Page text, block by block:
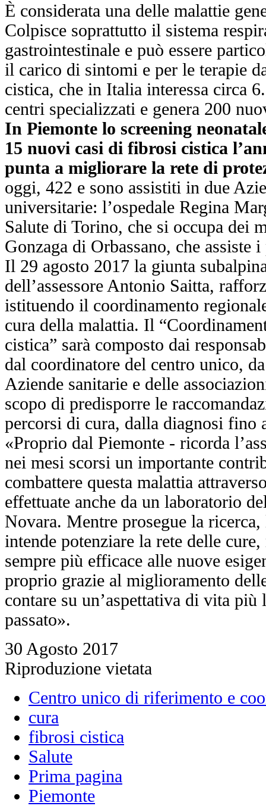
È considerata una delle malattie
Colpisce soprattutto il sistema
gastrointestinale e può essere
il carico di sintomi e per le terapie
cistica, che in Italia interessa circa
centri specializzati e genera 200
In Piemonte lo screening
15 nuovi casi di fibrosi cistica
punta a migliorare la rete di
oggi, 422 e sono assistiti in due
universitarie: l’ospedale Regina
Salute di Torino, che si occupa dei
Gonzaga di Orbassano, che assiste
Il 29 agosto 2017 la giunta
dell’assessore Antonio Saitta,
istituendo il coordinamento
cura della malattia. Il
cistica” sarà composto dai
dal coordinatore del centro unico,
Aziende sanitarie e delle
scopo di predisporre le
percorsi di cura, dalla diagnosi fino
«Proprio dal Piemonte - ricorda
nei mesi scorsi un importante
combattere questa malattia
effettuate anche da un laboratorio
Novara. Mentre prosegue la
intende potenziare la rete delle
sempre più efficace alle nuove
proprio grazie al miglioramento
contare su un’aspettativa di vita più
passato».
30 Agosto 2017
Riproduzione vietata
Centro unico di riferimento e
cura
fibrosi cistica
Salute
Prima pagina
Piemonte